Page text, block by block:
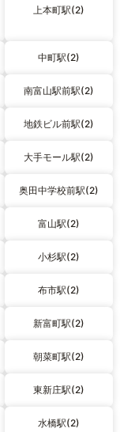
上本町駅(2)
中町駅(2)
南富山駅前駅(2)
地鉄ビル前駅(2)
大手モール駅(2)
奥田中学校前駅(2)
富山駅(2)
小杉駅(2)
布市駅(2)
新富町駅(2)
朝菜町駅(2)
東新庄駅(2)
水橋駅(2)